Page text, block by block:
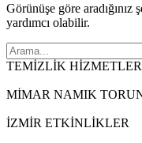
Görünüşe göre
yardımcı olabilir.
TEMİZLİK
MİMAR NAMIK
İZMİR ETKİNLİKLER